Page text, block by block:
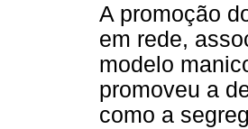
A promoção
em rede,
modelo
promoveu a
como a